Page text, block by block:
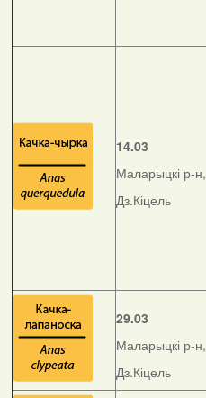
14.03
Маларыцкі р-н,
Дз.Кіцель
29.03
Маларыцкі р-н,
Дз.Кіцель